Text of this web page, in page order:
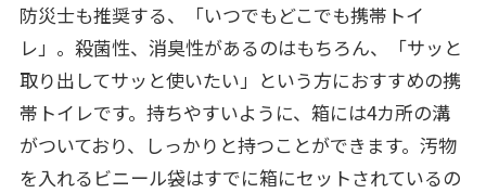
防災士も推奨する、「いつでもどこでも携帯トイ
レ」。殺菌性、消臭性があるのはもちろん、「サッと
取り出してサッと使いたい」という方におすすめの携
帯トイレです。持ちやすいように、箱には4カ所の溝
がついており、しっかりと持つことができます。汚物
を入れるビニール袋はすでに箱にセットされているの